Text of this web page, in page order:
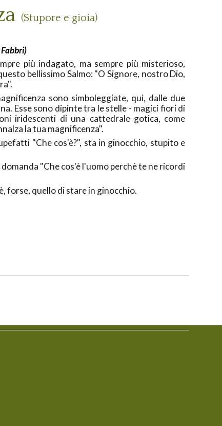
(Stupore e gioia)
più indagato, ma sempre più misterioso,
bellissimo Salmo: "O Signore, nostro Dio,
sono simboleggiate, qui, dalle due
Esse sono dipinte tra le stelle - magici fiori di
iridescenti di una cattedrale gotica, come
la tua magnificenza".
"Che cos'è?", sta in ginocchio, stupito e
"Che cos'è l'uomo perchè te ne ricordi
forse, quello di stare in ginocchio.